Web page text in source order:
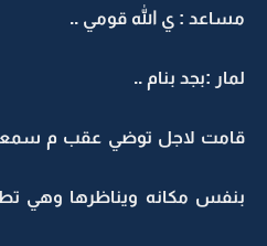
مساعد : ي الله قومي ..
لمار :بجد بنام ..
قامت لاجل توضي عقب م
بنفس مكانه ويناظرها وهي